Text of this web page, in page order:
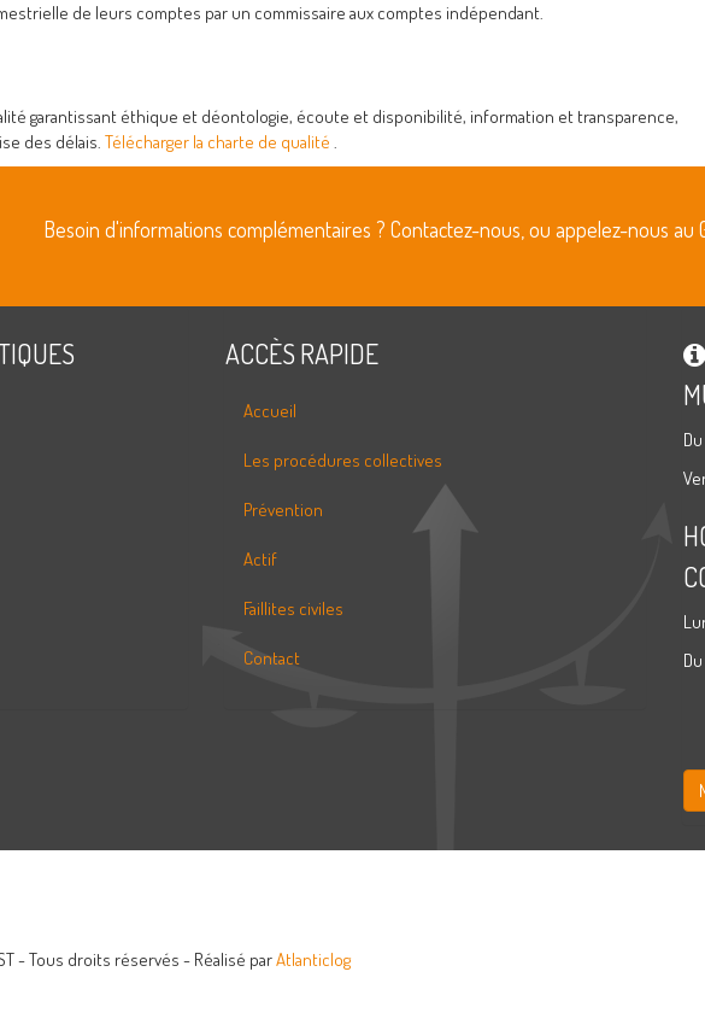
de leurs comptes par un commissaire aux comptes indépendant.
garantissant éthique et déontologie, écoute et disponibilité, information et transparence,
des délais. Télécharger la charte de qualité
Besoin d'informations complémentaires ? Contactez-nous, ou appelez-nous au
ACCÈS RAPIDE
Accueil
Les procédures collectives
Prévention
Actif
Faillites civiles
Contact
- Tous droits réservés - Réalisé parAtlanticlog